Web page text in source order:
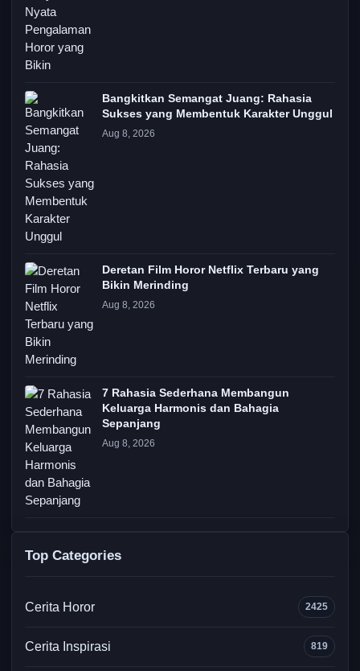
Bangkitkan Semangat Juang: Rahasia
Sukses yang Membentuk Karakter Unggul
Aug 8, 2026
Deretan Film Horor Netflix Terbaru yang
Bikin Merinding
Aug 8, 2026
7 Rahasia Sederhana Membangun
Keluarga Harmonis dan Bahagia
Sepanjang
Aug 8, 2026
Top Categories
Cerita Horor 2425
Cerita Inspirasi 819